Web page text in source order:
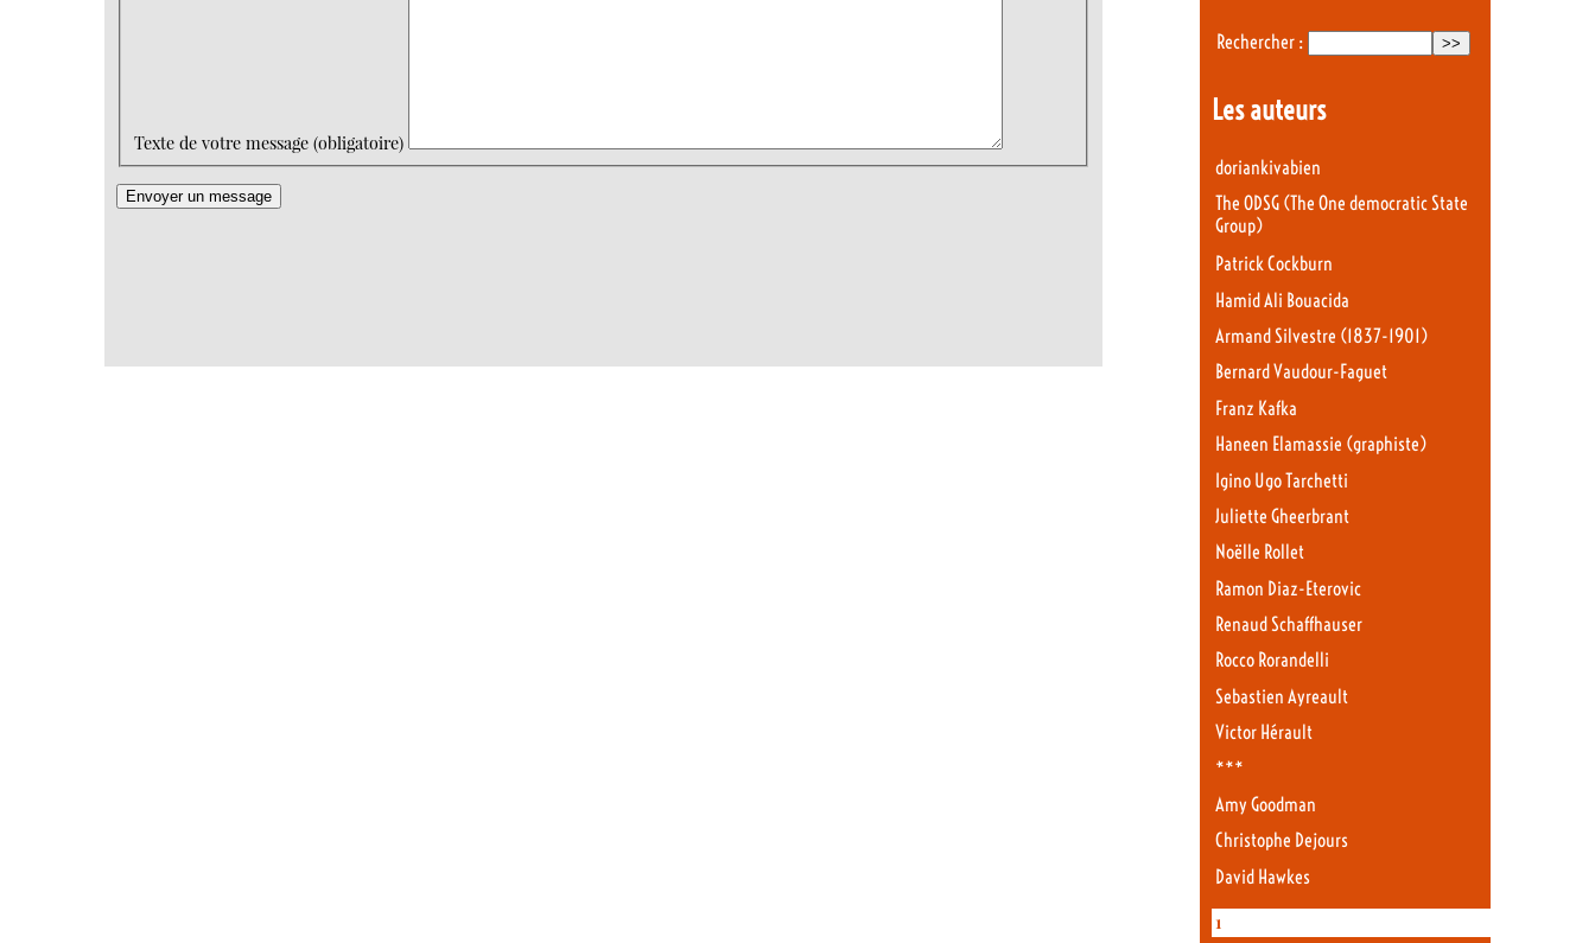
Texte de votre message (obligatoire)
Rechercher :
Les auteurs
doriankivabien
The ODSG (The One democratic State
Group)
Patrick Cockburn
Hamid Ali Bouacida
Armand Silvestre (1837-1901)
Bernard Vaudour-Faguet
Franz Kafka
Haneen Elamassie (graphiste)
Igino Ugo Tarchetti
Juliette Gheerbrant
Noëlle Rollet
Ramon Diaz-Eterovic
Renaud Schaffhauser
Rocco Rorandelli
Sebastien Ayreault
Victor Hérault
***
Amy Goodman
Christophe Dejours
David Hawkes
1